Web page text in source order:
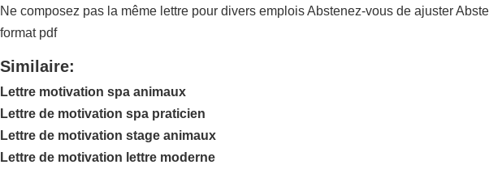
Ne composez pas la même lettre pour divers emplois Abstenez-vous de ajuster
format pdf
Similaire:
Lettre motivation spa animaux
Lettre de motivation spa praticien
Lettre de motivation stage animaux
Lettre de motivation lettre moderne